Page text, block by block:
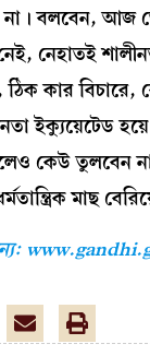
না। বলবেন, আজ
নেহাতই
কার বিচারে,
ইক্যুয়েটেড
কেউ তুলবেন
মাছ